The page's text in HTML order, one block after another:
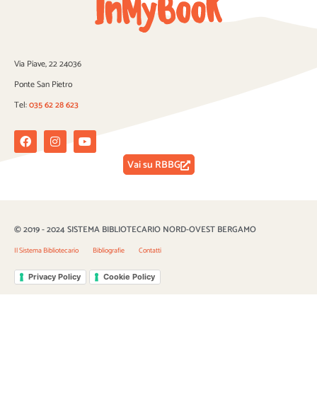
Via Piave, 22 24036
Ponte San Pietro
Tel:035 62 28 623
FacebookInstagramYoutube
Vai su RBBG
© 2019 - 2024 SISTEMA BIBLIOTECARIO NORD-OVEST BERGAMO
Il Sistema Bibliotecario Bibliografie Contatti
Privacy Policy Cookie Policy